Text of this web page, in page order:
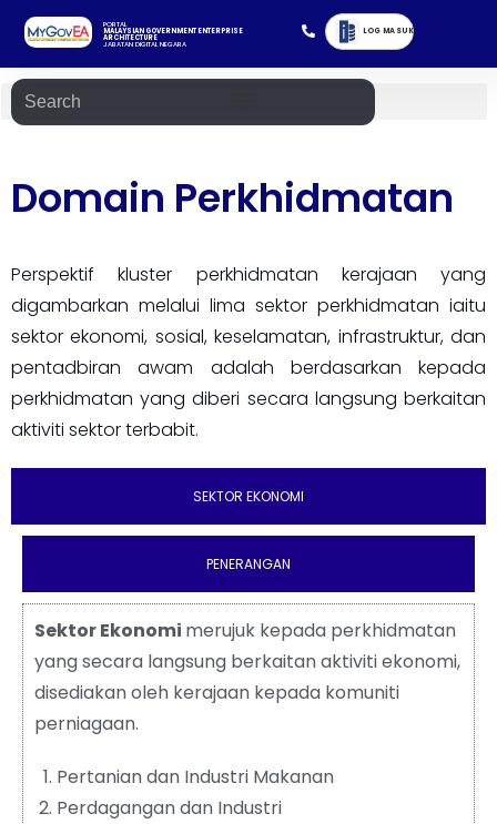
PORTAL
MALAYSIAN GOVERNMENT ENTERPRISE
ARCHITECTURE
JABATAN DIGITAL NEGARA
LOG MASUK
Domain Perkhidmatan
Perspektif kluster perkhidmatan kerajaan yang
digambarkan melalui lima sektor perkhidmatan iaitu
sektor ekonomi, sosial, keselamatan, infrastruktur, dan
pentadbiran awam adalah berdasarkan kepada
perkhidmatan yang diberi secara langsung berkaitan
aktiviti sektor terbabit.
SEKTOR EKONOMI
PENERANGAN
Sektor Ekonomi merujuk kepada perkhidmatan
yang secara langsung berkaitan aktiviti ekonomi,
disediakan oleh kerajaan kepada komuniti
perniagaan.
Pertanian dan Industri Makanan
Perdagangan dan Industri